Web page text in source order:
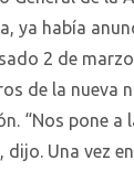
ya había
2 de
de la nueva
“Nos pone a
dijo. Una vez